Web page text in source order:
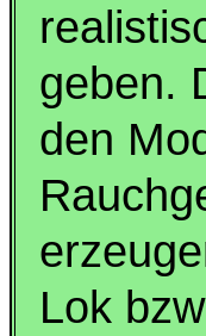
geben.
den
Lok